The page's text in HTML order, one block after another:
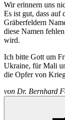
Wir erinnern uns
Es ist gut, dass auf
Gräberfeldern
diese Namen
wird.
Ich bitte Gott um
Ukraine, für Mali
die Opfer von
von Dr. Bernhard